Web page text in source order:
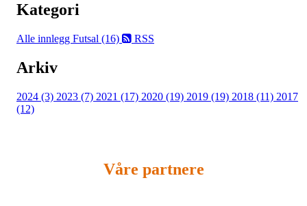
Kategori
Alle innlegg Futsal (16) RSS
Arkiv
2024 (3) 2023 (7) 2021 (17) 2020 (19) 2019 (19) 2018 (11) 2017
(12)
Våre partnere